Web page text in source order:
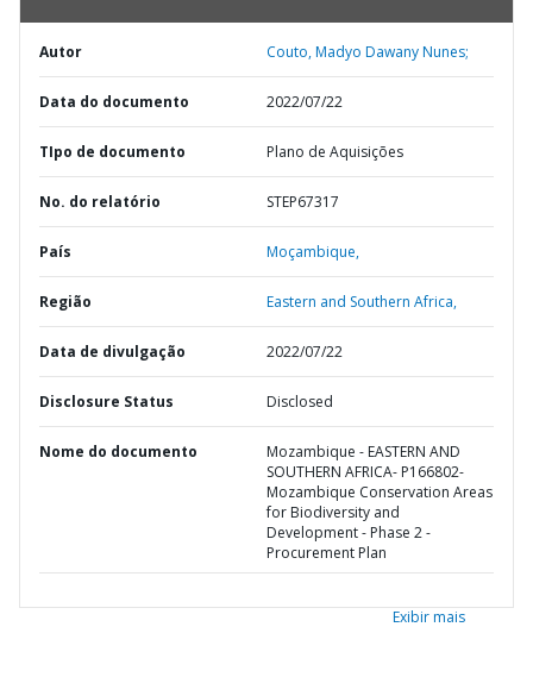
Autor Couto, Madyo Dawany Nunes;
Data do documento 2022/07/22
TIpo de documento Plano de Aquisições
No. do relatório STEP67317
País Moçambique,
Região Eastern and Southern Africa,
Data de divulgação 2022/07/22
Disclosure Status Disclosed
Nome do documento
Mozambique - EASTERN AND
SOUTHERN AFRICA- P166802-
Mozambique Conservation Areas
for Biodiversity and
Development - Phase 2 -
Procurement Plan
Exibir mais